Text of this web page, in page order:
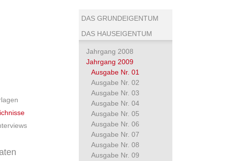
DAS GRUNDEIGENTUM
DAS HAUSEIGENTUM
Jahrgang 2008
Jahrgang 2009
Ausgabe Nr. 01
Ausgabe Nr. 02
Ausgabe Nr. 03
Ausgabe Nr. 04
Ausgabe Nr. 05
Ausgabe Nr. 06
Ausgabe Nr. 07
Ausgabe Nr. 08
Ausgabe Nr. 09